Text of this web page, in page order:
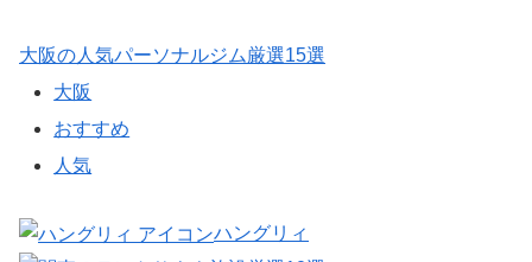
大阪の人気パーソナルジム厳選15選
大阪
おすすめ
人気
ハングリィ